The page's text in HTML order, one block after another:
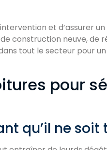
et d’assurer
construction neuve, de
tout le secteur pour
pour
qu’il ne